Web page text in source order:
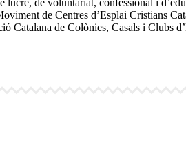
lucre, de voluntariat, confessional i
de Centres d’Esplai Cristians
Catalana de Colònies, Casals i Clubs